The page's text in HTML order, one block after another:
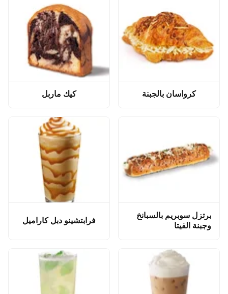
كرواسان بالجبنة كيك ماربل
برتزل سوبريم بالسبانخ
وجبنة الفيتا
فرابتشينو دبل كاراميل